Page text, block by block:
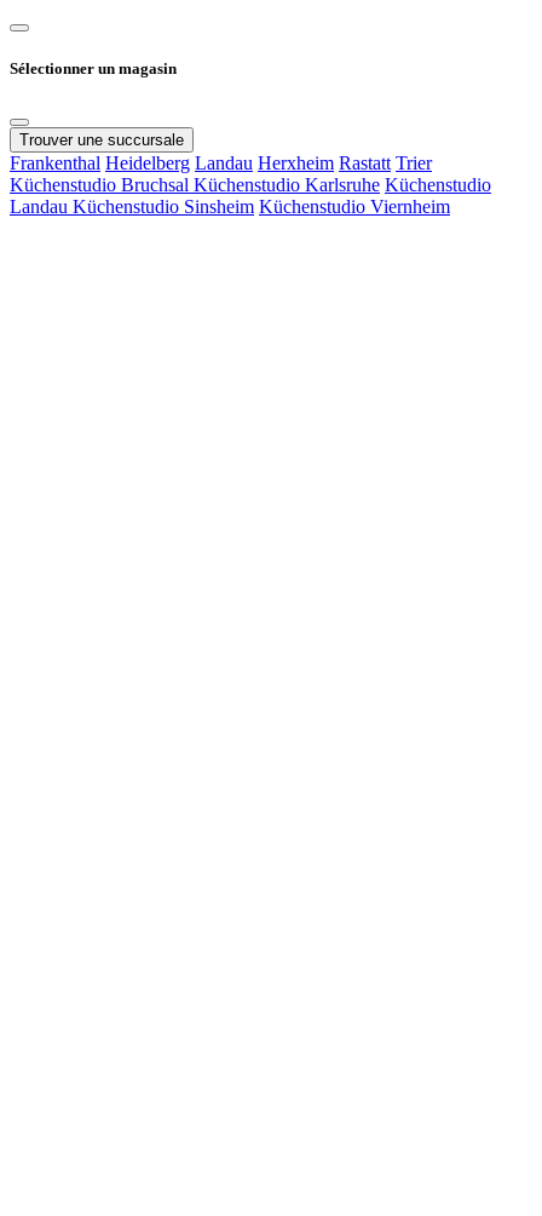
Sélectionner un magasin
Trouver une succursale
Frankenthal Heidelberg Landau Herxheim Rastatt Trier
Küchenstudio Bruchsal Küchenstudio Karlsruhe Küchenstudio
Landau Küchenstudio Sinsheim Küchenstudio Viernheim